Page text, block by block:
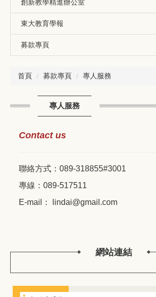
創新教學精進辦公室
東大教育學報
募款專頁
首頁 募款專頁 專人服務
專人服務
Contact us
聯絡方式：089-318855#3001
專線：089-517511
E-mail：
lindai@gmail.com
網站連結